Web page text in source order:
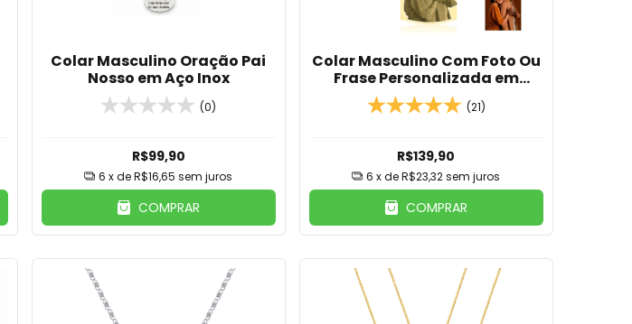
Colar Masculino Oração Pai
Nosso em Aço Inox
(0)
R$99,90
6 x deR$16,65 sem juros
COMPRAR
Colar Masculino Com Foto Ou
Frase Personalizada em
Banho de Prata ou Banho de
Ouro18k (21)
R$139,90
6 x deR$23,32sem juros
COMPRAR